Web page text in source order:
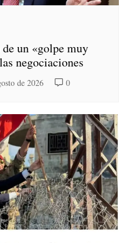
un «golpe muy
negociaciones
de 2026 0